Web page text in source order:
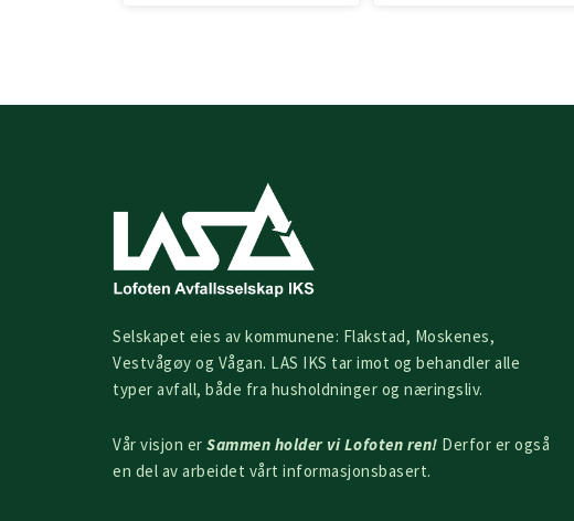
Selskapet eies av kommunene: Flakstad, Moskenes,
Vestvågøy og Vågan. LAS IKS tar imot og behandler alle
typer avfall, både fra husholdninger og næringsliv.
Vår visjon er Sammen holder vi Lofoten ren! Derfor er også
en del av arbeidet vårt informasjonsbasert.